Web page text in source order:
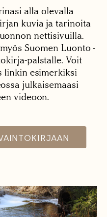
alla olevalla
kuvia ja tarinoita
nettisivuilla.
Suomen Luonto -
palstalle. Voit
linkin esimerkiksi
julkaisemaasi
videoon.